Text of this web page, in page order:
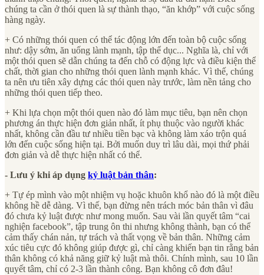
chúng ta cần ở thói quen là sự thành thạo, “ăn khớp” với cuộc sống
hàng ngày.
+ Có những thói quen có thể tác động lớn đến toàn bộ cuộc sống
như: dậy sớm, ăn uống lành mạnh, tập thể dục... Nghĩa là, chỉ với
một thói quen sẽ dẫn chúng ta đến chỗ có động lực và điều kiện thể
chất, thời gian cho những thói quen lành mạnh khác. Vì thế, chúng
ta nên ưu tiên xây dựng các thói quen này trước, làm nền tảng cho
những thói quen tiếp theo.
+ Khi lựa chọn một thói quen nào đó làm mục tiêu, bạn nên chọn
phương án thực hiện đơn giản nhất, ít phụ thuộc vào người khác
nhất, không cần đầu tư nhiều tiền bạc và không làm xáo trộn quá
lớn đến cuộc sống hiện tại. Bởi muốn duy trì lâu dài, mọi thứ phải
đơn giản và dễ thực hiện nhất có thể.
- Lưu ý khi áp dụng kỷ luật bản thân:
+ Tự ép mình vào một nhiệm vụ hoặc khuôn khổ nào đó là một điều
không hề dễ dàng. Vì thế, bạn đừng nên trách móc bản thân vì đâu
đó chưa kỷ luật được như mong muốn. Sau vài lần quyết tâm “cai
nghiện facebook”, tập trung ôn thi nhưng không thành, bạn có thể
cảm thấy chán nản, tự trách và thất vọng về bản thân. Những cảm
xúc tiêu cực đó không giúp được gì, chỉ càng khiến bạn tin rằng bản
thân không có khả năng giữ kỷ luật mà thôi. Chính mình, sau 10 lần
quyết tâm, chỉ có 2-3 lần thành công. Bạn không cô đơn đâu!